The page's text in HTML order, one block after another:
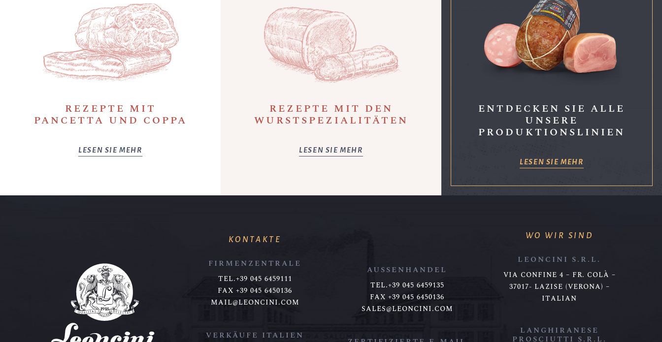
REZEPTE MIT
PANCETTA UND COPPA
LESEN SIE MEHR
REZEPTE MIT DEN
WURSTSPEZIALITÄTEN
LESEN SIE MEHR
ENTDECKEN SIE ALLE
UNSERE
PRODUKTIONSLINIEN
LESEN SIE MEHR
KONTAKTE
FIRMENZENTRALE
TEL.+39 045 6459111
FAX +39 045 6450136
MAIL@LEONCINI.COM
VERKÄUFE ITALIEN
AUSSENHANDEL
TEL.+39 045 6459135
FAX +39 045 6450136
SALES@LEONCINI.COM
WO WIR SIND
LEONCINI S.R.L.
VIA CONFINE 4 – FR. COLÀ –
37017- LAZISE (VERONA) –
ITALIAN
LANGHIRANESE
PROSCIUTTI S.R.L.